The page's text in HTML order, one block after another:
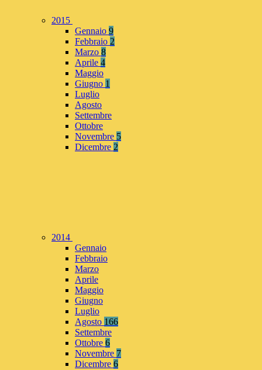
2015
Gennaio 9
Febbraio 2
Marzo 8
Aprile 4
Maggio
Giugno 1
Luglio
Agosto
Settembre
Ottobre
Novembre 5
Dicembre 2
2014
Gennaio
Febbraio
Marzo
Aprile
Maggio
Giugno
Luglio
Agosto 166
Settembre
Ottobre 6
Novembre 7
Dicembre 6